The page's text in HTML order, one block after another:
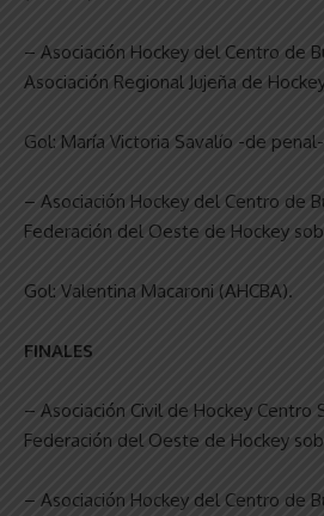
– Asociación Hockey del Centro de
Asociación Regional Jujeña de
Gol: María Victoria Savalío -de
– Asociación Hockey del Centro de
Federación del Oeste de Hockey
Gol: Valentina Macaroni (AHCBA).
FINALES
– Asociación Civil de Hockey Centro
Federación del Oeste de Hockey
– Asociación Hockey del Centro de